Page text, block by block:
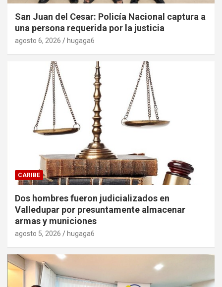
San Juan del Cesar: Policía Nacional captura a
una persona requerida por la justicia
agosto 6, 2026 hugaga6
CARIBE
Dos hombres fueron judicializados en
Valledupar por presuntamente almacenar
armas y municiones
agosto 5, 2026 hugaga6